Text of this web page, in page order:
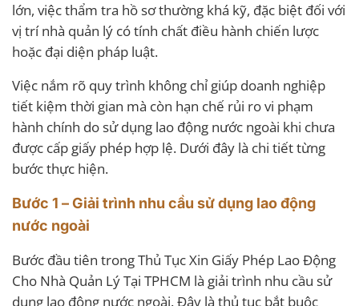
lớn, việc thẩm tra hồ sơ thường khá kỹ, đặc biệt đối với
vị trí nhà quản lý có tính chất điều hành chiến lược
hoặc đại diện pháp luật.
Việc nắm rõ quy trình không chỉ giúp doanh nghiệp
tiết kiệm thời gian mà còn hạn chế rủi ro vi phạm
hành chính do sử dụng lao động nước ngoài khi chưa
được cấp giấy phép hợp lệ. Dưới đây là chi tiết từng
bước thực hiện.
Bước 1 – Giải trình nhu cầu sử dụng lao động
nước ngoài
Bước đầu tiên trong Thủ Tục Xin Giấy Phép Lao Động
Cho Nhà Quản Lý Tại TPHCM là giải trình nhu cầu sử
dụng lao động nước ngoài. Đây là thủ tục bắt buộc